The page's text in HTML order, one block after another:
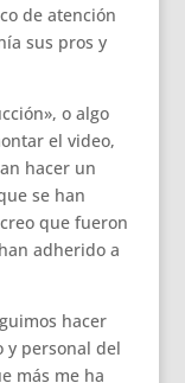
de atención
sus pros y
o algo
el video,
hacer un
se han
que fueron
adherido a
hacer
y personal del
más me ha